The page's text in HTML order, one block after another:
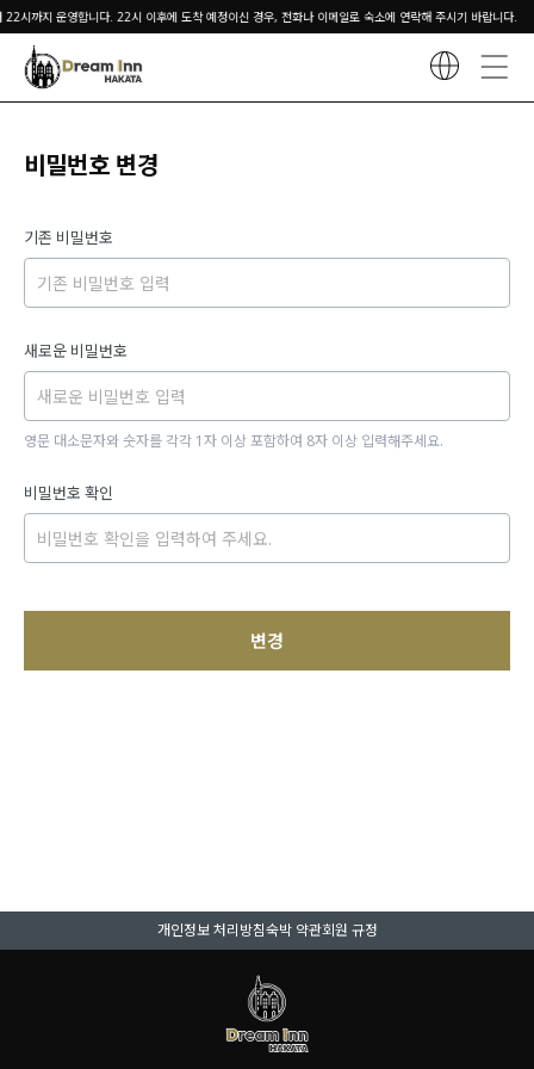
시까지 운영합니다. 22시 이후에 도착 예정이신 경우, 전화나 이메일로 숙소에 연락해 주시기 바랍니다.
비밀번호 변경
기존 비밀번호
새로운 비밀번호
영문 대소문자와 숫자를 각각 1자 이상 포함하여 8자 이상 입력해주세요.
비밀번호 확인
변경
개인정보 처리방침숙박 약관회원 규정